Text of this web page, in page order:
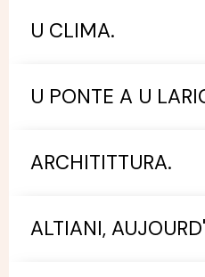
U CLIMA.
U PONTE A U
ARCHITITTURA.
ALTIANI,